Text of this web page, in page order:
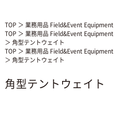
TOP ＞ 業務用品 Field&Event Equipment
TOP ＞ 業務用品 Field&Event Equipment
＞ 角型テントウェイト
TOP ＞ 業務用品 Field&Event Equipment
＞ 角型テントウェイト
角型テントウェイト